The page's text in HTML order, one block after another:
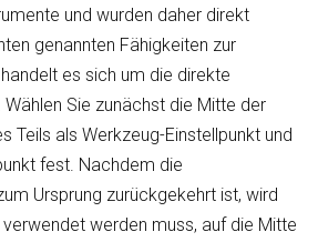
und wurden daher direkt
genannten Fähigkeiten zur
es sich um die direkte
Sie zunächst die Mitte der
Teils als Werkzeug-Einstellpunkt und
fest. Nachdem die
Ursprung zurückgekehrt ist, wird
werden muss, auf die Mitte